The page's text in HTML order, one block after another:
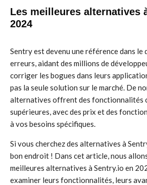
Les meilleures alternatives
2024
Sentry est devenu une référence dans le
erreurs, aidant des millions de
corriger les bogues dans leurs
pas la seule solution sur le marché. De
alternatives offrent des fonctionnalités
supérieures, avec des prix et des
à vos besoins spécifiques.
Si vous cherchez des alternatives à
bon endroit ! Dans cet article, nous
meilleures alternatives à Sentry.io en
examiner leurs fonctionnalités, leurs